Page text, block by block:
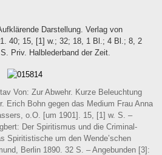
Darstellung. Verlag von
40; 15, [1] w.; 32; 18, 1 Bl.; 4 Bl.; 8, 2
Priv. Halblederband der Zeit.
Von: Zur Abwehr. Kurze Beleuchtung
Erich Bohn gegen das Medium Frau Anna
o.O. [um 1901]. 15, [1] w. S. –
Der Spiritismus und die Criminal-
Spiritistische um den Wende’schen
Berlin 1890. 32 S. – Angebunden [3]: